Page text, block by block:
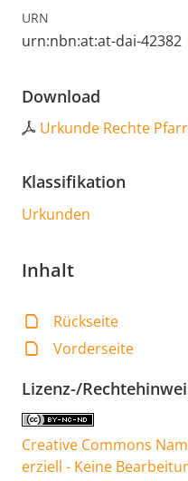
URN
urn:nbn:at:at-dai-42382
Download
Urkunde Rechte
Klassifikation
Urkunden
Inhalt
Rückseite
Vorderseite
Lizenz-/
Creative Commons
erziell - Keine